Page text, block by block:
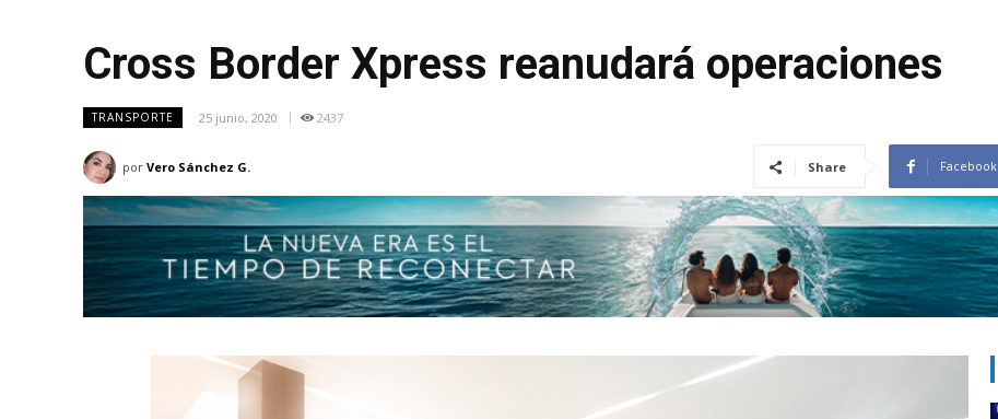
Cross Border Xpress reanudará operaciones
TRANSPORTE 25 junio, 2020 2437
por Vero Sánchez G. Share Facebook